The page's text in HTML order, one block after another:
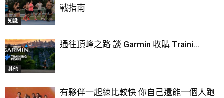
知識
戰指南
其他
通往頂峰之路 談 Garmin 收購 Traini...
有夥伴一起練比較快 你自己還能一個人跑